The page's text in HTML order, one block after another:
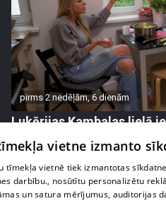
pirms 2 nedēļām, 6 dienām
Lukērijas Kambalas lielā
sarežģījumiem
71. epizode
vietne izmanto
tīmekļa vietnē tiek izmantotas
darbību., nosūtītu personalizētu
un satura mērījumus, auditorijas